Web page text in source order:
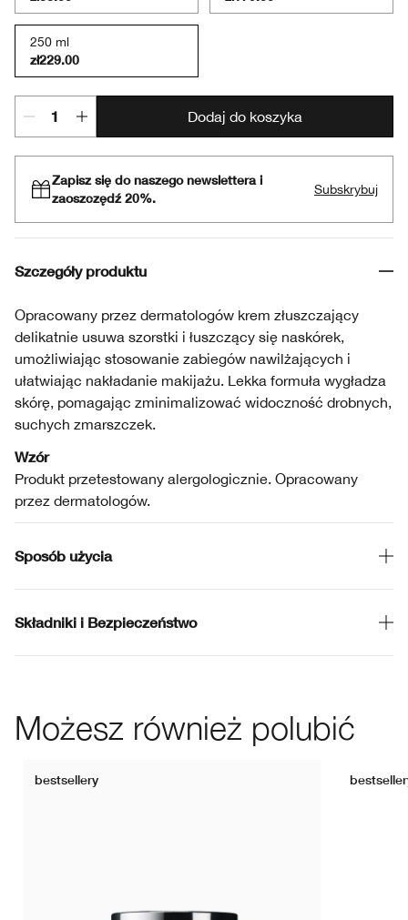
250 ml
zł229.00
Dodaj do koszyka
Zapisz się do naszego newslettera i
zaoszczędź 20%.
Subskrybuj
Szczegóły produktu
Opracowany przez dermatologów krem złuszczający
delikatnie usuwa szorstki i łuszczący się naskórek,
umożliwiając stosowanie zabiegów nawilżających i
ułatwiając nakładanie makijażu. Lekka formuła wygładza
skórę, pomagając zminimalizować widoczność drobnych,
suchych zmarszczek.
Wzór
Produkt przetestowany alergologicznie. Opracowany
przez dermatologów.
Sposób użycia
Składniki i Bezpieczeństwo
Możesz również polubić
bestsellery